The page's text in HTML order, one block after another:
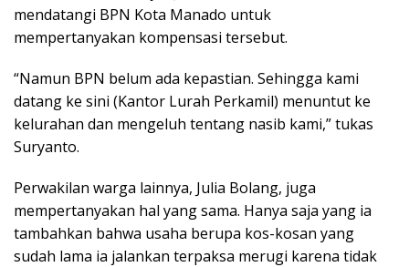
mendatangi BPN Kota Manado untuk
mempertanyakan kompensasi tersebut.
“Namun BPN belum ada kepastian. Sehingga kami
datang ke sini (Kantor Lurah Perkamil) menuntut ke
kelurahan dan mengeluh tentang nasib kami,” tukas
Suryanto.
Perwakilan warga lainnya, Julia Bolang, juga
mempertanyakan hal yang sama. Hanya saja yang ia
tambahkan bahwa usaha berupa kos-kosan yang
sudah lama ia jalankan terpaksa merugi karena tidak